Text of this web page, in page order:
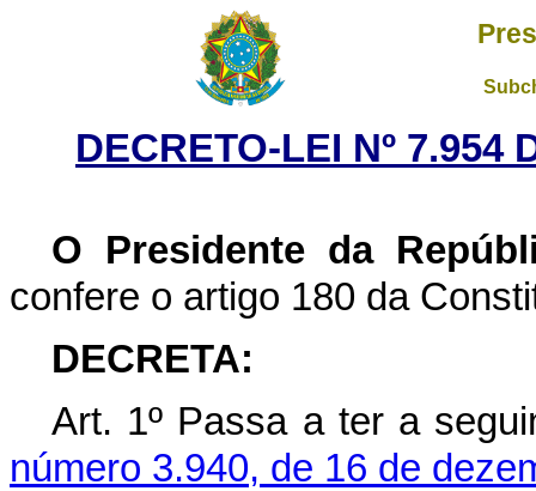
DECRETO-LEI Nº 7.954
O Presidente da
confere o artigo 180 da
DECRETA:
Art. 1º Passa a ter a
número 3.940, de 16 de